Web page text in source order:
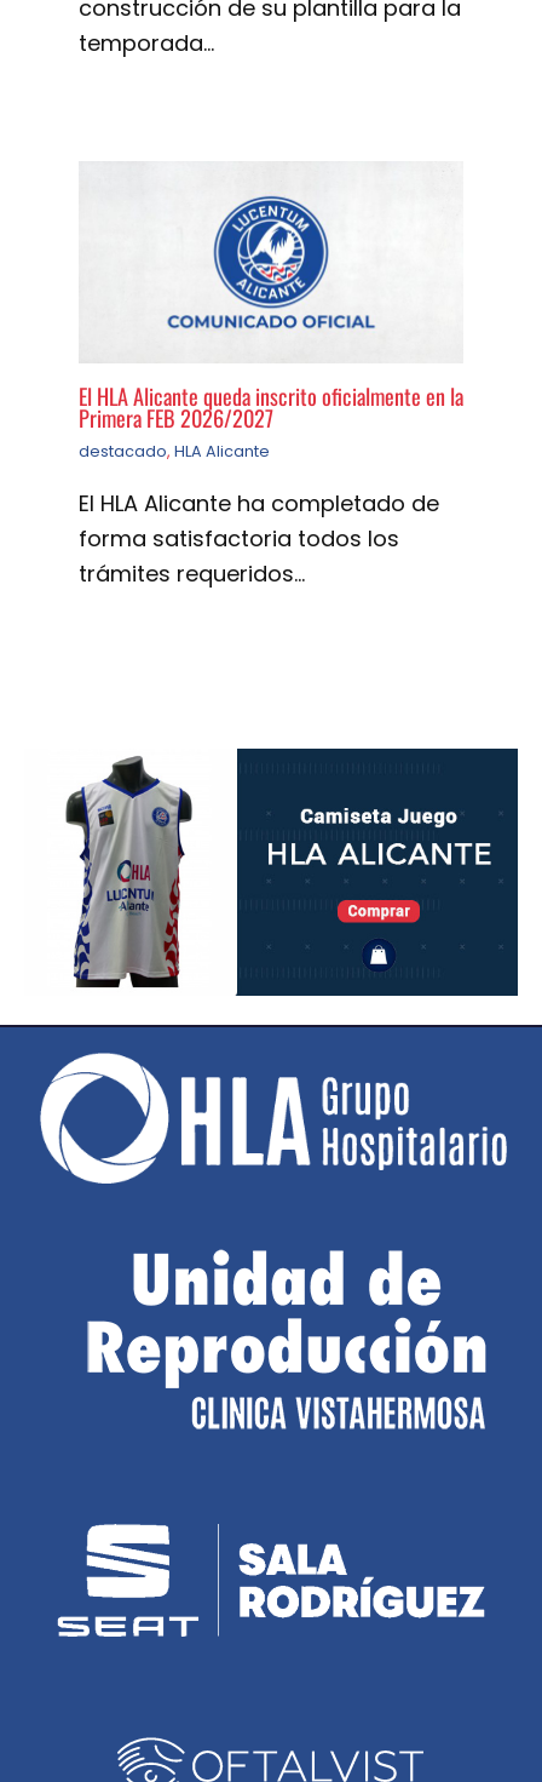
construcción de su plantilla para la
temporada…
El HLA Alicante queda inscrito oficialmente en la
Primera FEB 2026/2027
destacado, HLA Alicante
El HLA Alicante ha completado de
forma satisfactoria todos los
trámites requeridos…